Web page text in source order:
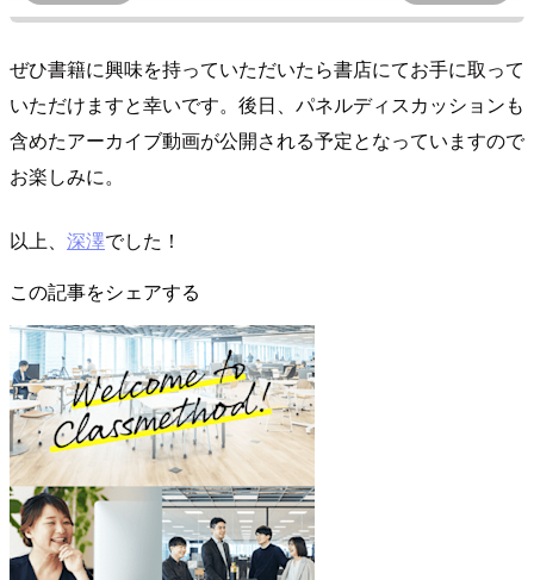
ぜひ書籍に興味を持っていただいたら書店にてお手に取って
いただけますと幸いです。後日、パネルディスカッションも
含めたアーカイブ動画が公開される予定となっていますので
お楽しみに。
以上、 深澤でした！
この記事をシェアする